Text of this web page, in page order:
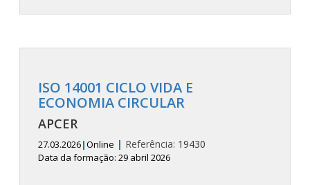
ISO 14001 CICLO VIDA E
ECONOMIA CIRCULAR
APCER
27.03.2026|Online | Referência: 19430
Data da formação: 29 abril 2026